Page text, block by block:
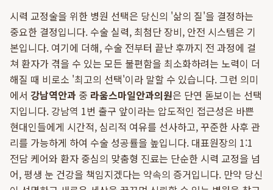
시력 교정술을 위한 병원 선택은 당신의 '삶의 질'을 결정하는
중요한 결정입니다. 수술 실력, 최첨단 장비, 안전 시스템은 기
본입니다. 여기에 더해, 수술 전부터 끝난 후까지 전 과정에 걸
쳐 환자가 겪을 수 있는 모든 불편함을 최소화하려는 노력이 더
해질 때 비로소 '최고의 선택'이라 말할 수 있습니다. 그런 의미
에서 강남역안과 중 라움스마일안과의원은 단연 돋보이는 선택
지입니다. 강남역 1번 출구 앞이라는 압도적인 접근성은 바쁜
현대인들에게 시간적, 심리적 여유를 선사하고, 꾸준한 사후 관
리를 가능하게 하여 수술 성공률을 높입니다. 대표원장의 1:1
전담 케어와 환자 중심의 맞춤형 진료는 단순한 시력 교정을 넘
어, 평생 눈 건강을 책임지겠다는 약속의 증거입니다. 만약 당신